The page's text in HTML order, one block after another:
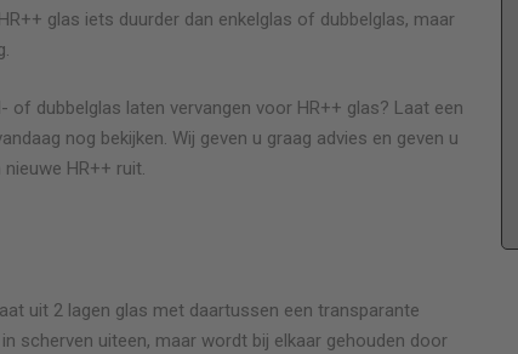
glas iets duurder dan enkelglas of dubbelglas, maar
dubbelglas laten vervangen voor HR++ glas? Laat een
nog bekijken. Wij geven u graag advies en geven u
HR++ ruit.
uit 2 lagen glas met daartussen een transparante
scherven uiteen, maar wordt bij elkaar gehouden door
afgesproken en komt zijn afspraken na. Denkt
goed mee met de klant en komt met goede
oplossingen. Fijn om een gesprek mee te voeren.
Fred Guillot
Het vervangen van enkel naar dubbel Hr ++ glas .